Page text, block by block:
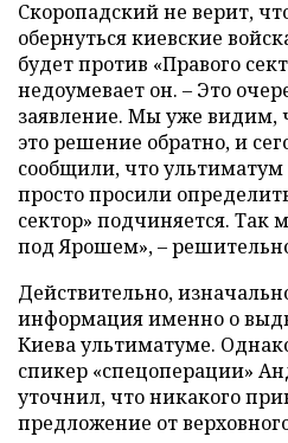
Скоропадский не верит,
обернуться киевские
будет против «Правого
недоумевает он. – Это
заявление. Мы уже видим,
это решение обратно, и
сообщили, что
просто просили
сектор» подчиняется.
под Ярошем», –
Действительно,
информация именно о
Киева ультиматуме.
спикер «спецоперации»
уточнил, что никакого
предложение от